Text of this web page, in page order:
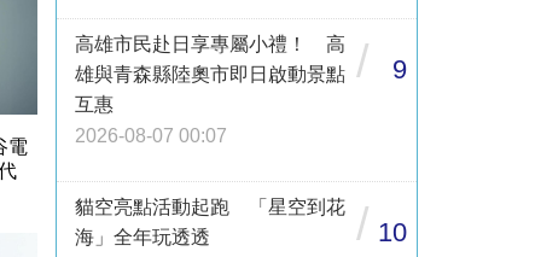
電
高雄市民赴日享專屬小禮！ 高
雄與青森縣陸奧市即日啟動景點
互惠
2026-08-07 00:07
/ 9
貓空亮點活動起跑 「星空到花
海」全年玩透透
/ 10